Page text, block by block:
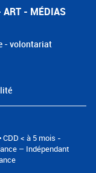
ART - MÉDIAS
- volontariat
CDD < à 5 mois -
– Indépendant